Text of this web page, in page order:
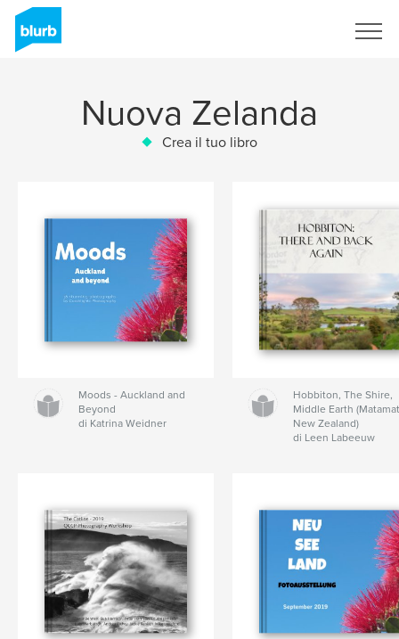
Nuova Zelanda
Crea il tuo libro
Moods - Auckland and
Beyond
di Katrina Weidner
Hobbiton, The Shire,
Middle Earth
New Zealand)
di Leen Labeeuw